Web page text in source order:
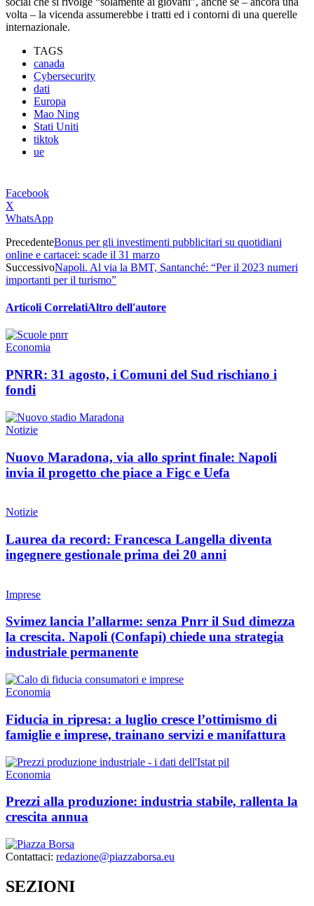
volta – la vicenda assumerebbe i tratti ed i contorni di una querelle
internazionale.
TAGS
canada
Cybersecurity
dati
Europa
Mao Ning
Stati Uniti
tiktok
ue
Facebook
X
WhatsApp
PrecedenteBonus per gli investimenti pubblicitari su quotidiani
online e cartacei: scade il 31 marzo
SuccessivoNapoli. Al via la BMT, Santanché: “Per il 2023 numeri
importanti per il turismo”
Articoli CorrelatiAltro dell'autore
Economia
PNRR: 31 agosto, i Comuni del Sud rischiano i
fondi
Notizie
Nuovo Maradona, via allo sprint finale: Napoli
invia il progetto che piace a Figc e Uefa
Notizie
Laurea da record: Francesca Langella diventa
ingegnere gestionale prima dei 20 anni
Imprese
Svimez lancia l’allarme: senza Pnrr il Sud dimezza
la crescita. Napoli (Confapi) chiede una strategia
industriale permanente
Economia
Fiducia in ripresa: a luglio cresce l’ottimismo di
famiglie e imprese, trainano servizi e manifattura
Economia
Prezzi alla produzione: industria stabile, rallenta la
crescita annua
Contattaci: redazione@piazzaborsa.eu
SEZIONI